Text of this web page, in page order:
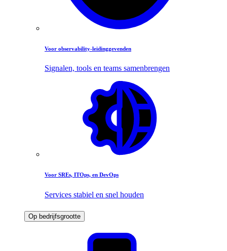
Voor observability-leidinggevenden
Signalen, tools en teams samenbrengen
Voor SREs, ITOps, en DevOps
Services stabiel en snel houden
Op bedrijfsgrootte